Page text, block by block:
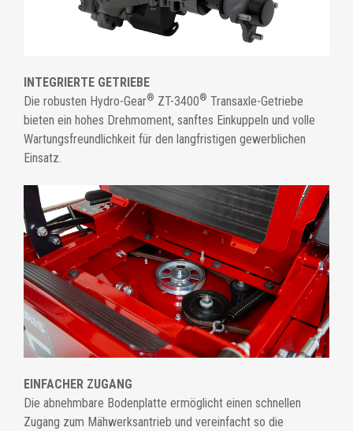
INTEGRIERTE GETRIEBE
Die robusten Hydro-Gear® ZT-3400® Transaxle-Getriebe
bieten ein hohes Drehmoment, sanftes Einkuppeln und volle
Wartungsfreundlichkeit für den langfristigen gewerblichen
Einsatz.
EINFACHER ZUGANG
Die abnehmbare Bodenplatte ermöglicht einen schnellen
Zugang zum Mähwerksantrieb und vereinfacht so die